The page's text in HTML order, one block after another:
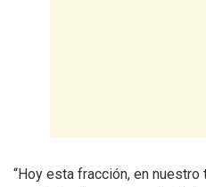
“Hoy esta fracción, en